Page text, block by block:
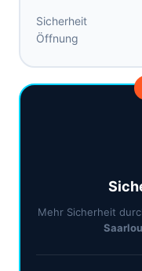
Sicherheit
Öffnung
Mehr Sicherheit